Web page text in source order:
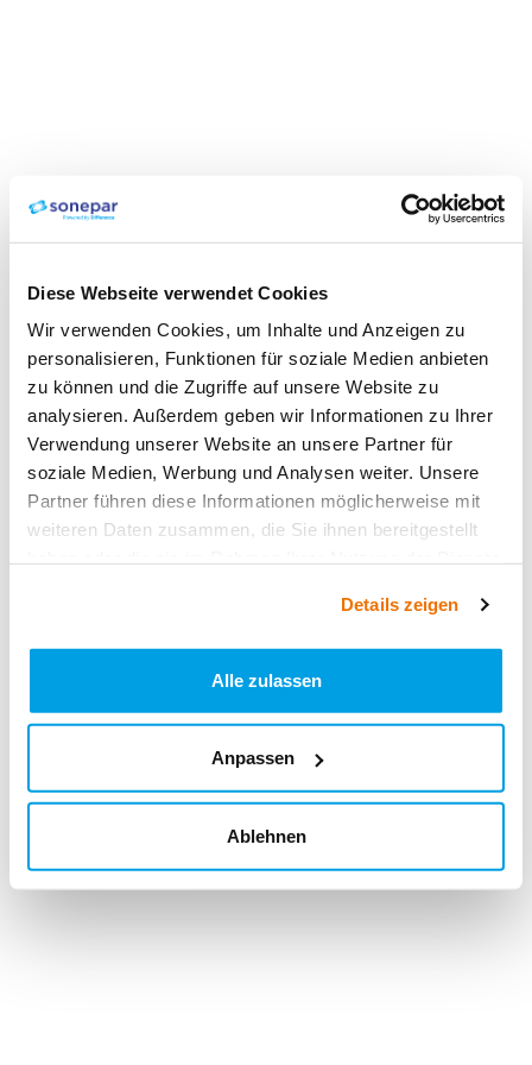
Diese Webseite verwendet Cookies
Wir verwenden Cookies, um Inhalte und Anzeigen zu
personalisieren, Funktionen für soziale Medien anbieten
zu können und die Zugriffe auf unsere Website zu
analysieren. Außerdem geben wir Informationen zu Ihrer
Verwendung unserer Website an unsere Partner für
soziale Medien, Werbung und Analysen weiter. Unsere
Partner führen diese Informationen möglicherweise mit
weiteren Daten zusammen, die Sie ihnen bereitgestellt
Details zeigen
Alle zulassen
Anpassen
Ablehnen